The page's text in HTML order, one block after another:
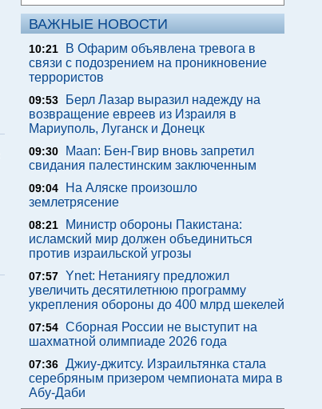
ВАЖНЫЕ НОВОСТИ
10:21
В Офарим объявлена тревога в
связи с подозрением на проникновение
террористов
09:53
Берл Лазар выразил надежду на
возвращение евреев из Израиля в
Мариуполь, Луганск и Донецк
09:30
Maan: Бен-Гвир вновь запретил
свидания палестинским заключенным
09:04
На Аляске произошло
землетрясение
08:21
Министр обороны Пакистана:
исламский мир должен объединиться
против израильской угрозы
07:57 Ynet: Нетаниягу предложил
увеличить десятилетнюю программу
укрепления обороны до 400 млрд шекелей
07:54 Сборная России не выступит на
шахматной олимпиаде 2026 года
07:36 Джиу-джитсу. Израильтянка стала
серебряным призером чемпионата мира в
Абу-Даби